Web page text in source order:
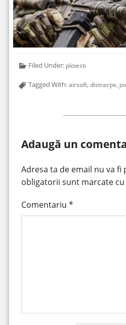
Filed Under: ploiesti
Tagged With:airsoft,distracție,
Adaugă un
Adresa ta de email nu va fi
obligatorii sunt marcate cu
Comentariu *